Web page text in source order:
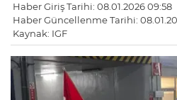
Haber Giriş Tarihi: 08.01.2026 09:58
Haber Güncellenme Tarihi:
Kaynak: IGF